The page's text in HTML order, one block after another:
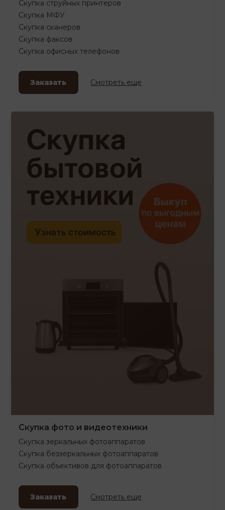
Скупка струйных принтеров
Скупка МФУ
Скупка сканеров
Скупка факсов
Скупка офисных телефонов
Заказать Смотреть еще
Скупка фото и видеотехники
Скупка зеркальных фотоаппаратов
Скупка беззеркальных фотоаппаратов
Скупка объективов для фотоаппаратов
Заказать Смотреть еще